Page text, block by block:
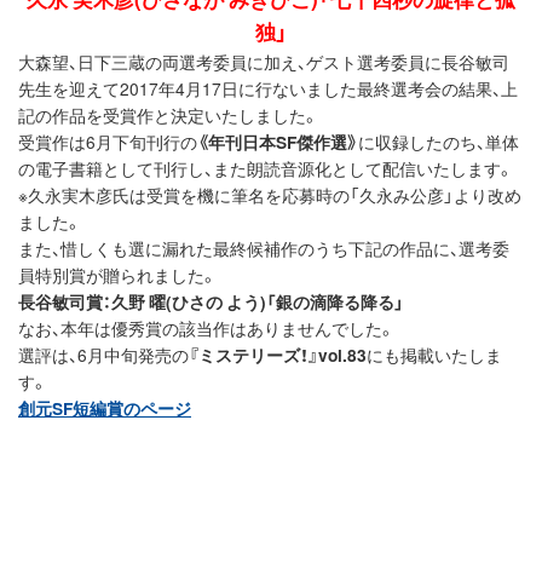
独」
大森望、日下三蔵の両選考委員に加え、ゲスト選考委員に長谷敏司
先生を迎えて2017年4月17日に行ないました最終選考会の結果、上
記の作品を受賞作と決定いたしました。
受賞作は6月下旬刊行の《年刊日本SF傑作選》に収録したのち、単体
の電子書籍として刊行し、また朗読音源化として配信いたします。
※久永実木彦氏は受賞を機に筆名を応募時の「久永み公彦」より改め
ました。
また、惜しくも選に漏れた最終候補作のうち下記の作品に、選考委
員特別賞が贈られました。
長谷敏司賞：久野 曜(ひさの よう)「銀の滴降る降る」
なお、本年は優秀賞の該当作はありませんでした。
選評は、6月中旬発売の『ミステリーズ！』vol.83にも掲載いたしま
す。
創元SF短編賞のページ